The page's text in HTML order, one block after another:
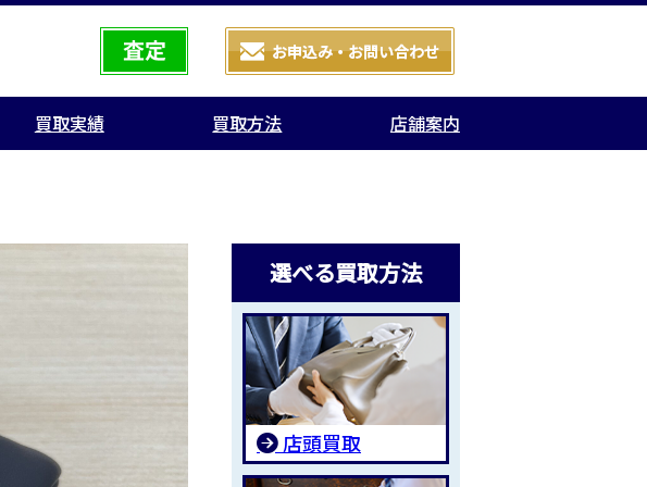
買取実績 買取方法 店舗案内
選べる買取方法
店頭買取